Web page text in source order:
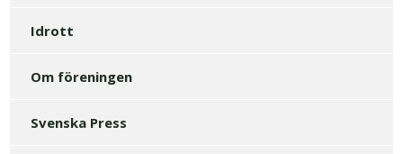
Idrott
Om föreningen
Svenska Press